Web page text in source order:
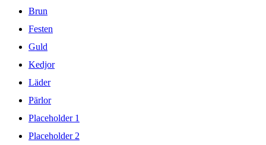
Brun
Festen
Guld
Kedjor
Läder
Pärlor
Placeholder 1
Placeholder 2